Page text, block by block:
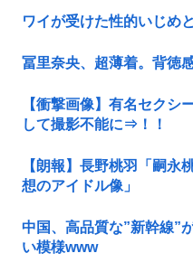
ワイが受けた性的いじめ
冨里奈央、超薄着。背徳
【衝撃画像】有名セクシ
して撮影不能に⇒！！
【朗報】長野桃羽「嗣永
想のアイドル像」
中国、高品質な”新幹線”
い模様www